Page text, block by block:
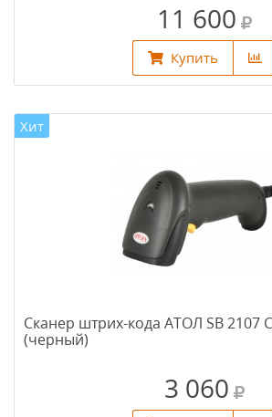
11 600
Купить
Хит
Сканер штрих-кода АТОЛ SB 2107
(черный)
3 060